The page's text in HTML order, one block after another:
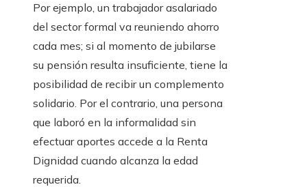
Por ejemplo, un trabajador asalariado
del sector formal va reuniendo ahorro
cada mes; si al momento de jubilarse
su pensión resulta insuficiente, tiene la
posibilidad de recibir un complemento
solidario. Por el contrario, una persona
que laboró en la informalidad sin
efectuar aportes accede a la Renta
Dignidad cuando alcanza la edad
requerida.